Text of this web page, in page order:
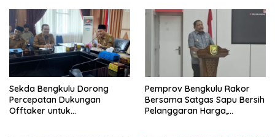
Sekda Bengkulu Dorong
Percepatan Dukungan
Offtaker untuk
Pemprov Bengkulu Rakor
Bersama Satgas Sapu Bersih
Pelanggaran Harga,